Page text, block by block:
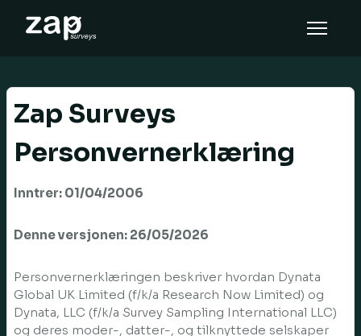
NO
Zap Surveys
Personvernerklæring
Inntrer: 01/04/2006
Denne versjonen: 26/05/2026
Personvernerklæringen beskriver hvordan Dynata
Global UK Limited (f/k/a Research Now Limited) og
Dynata, LLC (f/k/a Survey Sampling International LLC)
og deres moder-, datter-, og tilknyttede selskaper